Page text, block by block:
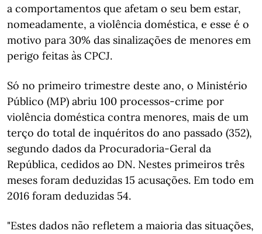
a comportamentos que afetam o seu bem estar,
nomeadamente, a violência doméstica, e esse é o
motivo para 30% das sinalizações de menores em
perigo feitas às CPCJ.
Só no primeiro trimestre deste ano, o Ministério
Público (MP) abriu 100 processos-crime por
violência doméstica contra menores, mais de um
terço do total de inquéritos do ano passado (352),
segundo dados da Procuradoria-Geral da
República, cedidos ao DN. Nestes primeiros três
meses foram deduzidas 15 acusações. Em todo em
2016 foram deduzidas 54.
"Estes dados não refletem a maioria das situações,